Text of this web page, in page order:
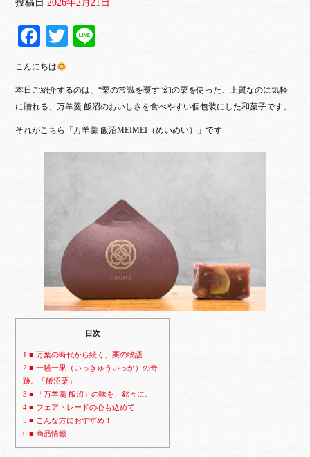
投稿日 2026年2月21日
Fa
ce
bo
ok
T
tte
r
こんにちは
本日ご紹介するのは、“栗の常識を覆す”幻の栗を使った、上質なのに気軽
に贈れる、万羊羹 飯沼のおいしさを食べやすい個包装にした和菓子です。
それがこちら 「万羊羹 飯沼MEIMEI（めいめい）」です
目次
1 ■ 万葉の時代から続く、栗の物語
2 ■ 一毬一果（いっきゅういっか）の奇
跡。「飯沼栗」
3 ■ 「万羊羹 飯沼」の味を、銘々に。
4 ■ フェアトレードの心も込めて
5 ■ こんな方におすすめ！
6 ■ 商品情報